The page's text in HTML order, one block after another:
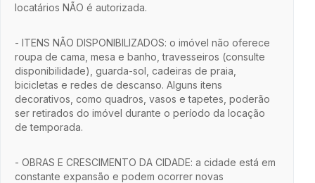
locatários NÃO é autorizada.
- ITENS NÃO DISPONIBILIZADOS: o imóvel não oferece
roupa de cama, mesa e banho, travesseiros (consulte
disponibilidade), guarda-sol, cadeiras de praia,
bicicletas e redes de descanso. Alguns itens
decorativos, como quadros, vasos e tapetes, poderão
ser retirados do imóvel durante o período da locação
de temporada.
- OBRAS E CRESCIMENTO DA CIDADE: a cidade está em
constante expansão e podem ocorrer novas